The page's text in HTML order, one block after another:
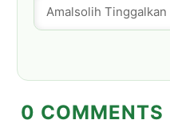
0 COMMENTS